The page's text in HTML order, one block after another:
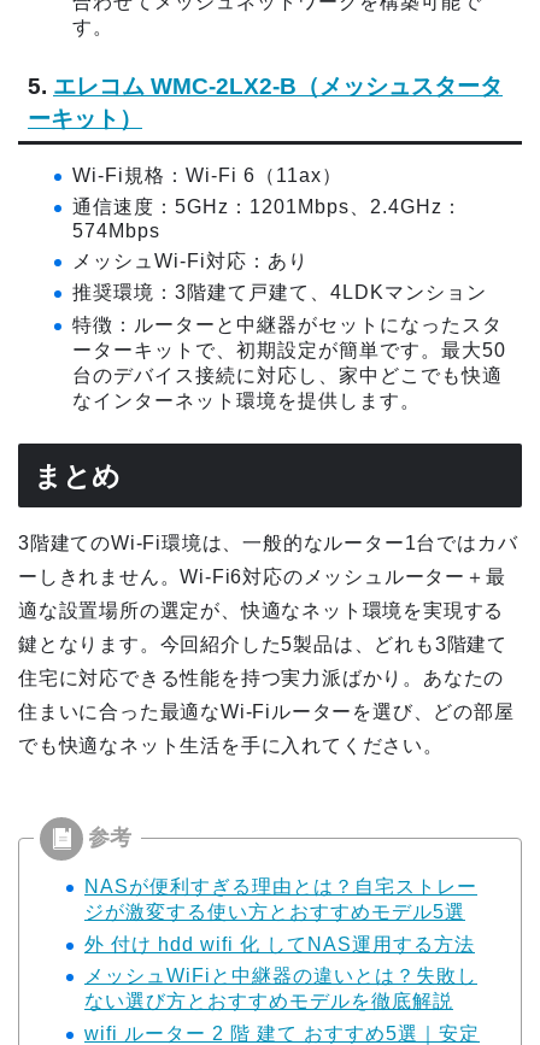
す。
5. エレコム WMC-2LX2-B（メッシュスタータ
ーキット）
Wi-Fi規格：Wi-Fi 6（11ax）
通信速度：5GHz：1201Mbps、2.4GHz：
574Mbps
メッシュWi-Fi対応：あり
推奨環境：3階建て戸建て、4LDKマンション
特徴：ルーターと中継器がセットになったスタ
ーターキットで、初期設定が簡単です。最大50
台のデバイス接続に対応し、家中どこでも快適
なインターネット環境を提供します。
まとめ
3階建てのWi-Fi環境は、一般的なルーター1台ではカバ
ーしきれません。Wi-Fi6対応のメッシュルーター＋最
適な設置場所の選定が、快適なネット環境を実現する
鍵となります。今回紹介した5製品は、どれも3階建て
住宅に対応できる性能を持つ実力派ばかり。あなたの
住まいに合った最適なWi-Fiルーターを選び、どの部屋
でも快適なネット生活を手に入れてください。
NASが便利すぎる理由とは？自宅ストレー
ジが激変する使い方とおすすめモデル5選
外 付け hdd wifi 化 してNAS運用する方法
メッシュWiFiと中継器の違いとは？失敗し
ない選び方とおすすめモデルを徹底解説
wifi ルーター 2 階 建て おすすめ5選｜安定